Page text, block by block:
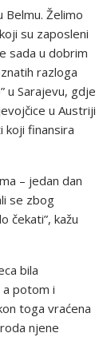
Belmu. Želimo
su zaposleni
sada u dobrim
razloga
u Sarajevu, gdje
u Austriji
koji finansira
– jedan dan
se zbog
čekati”, kažu
bila
a potom i
toga vraćena
njene